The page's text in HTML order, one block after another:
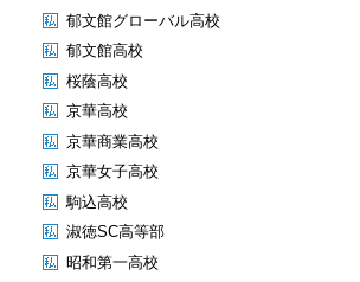
郁文館グローバル高校
郁文館高校
桜蔭高校
京華高校
京華商業高校
京華女子高校
駒込高校
淑徳SC高等部
昭和第一高校